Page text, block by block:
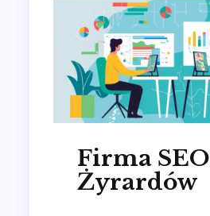
Firma SEO
Żyrardów